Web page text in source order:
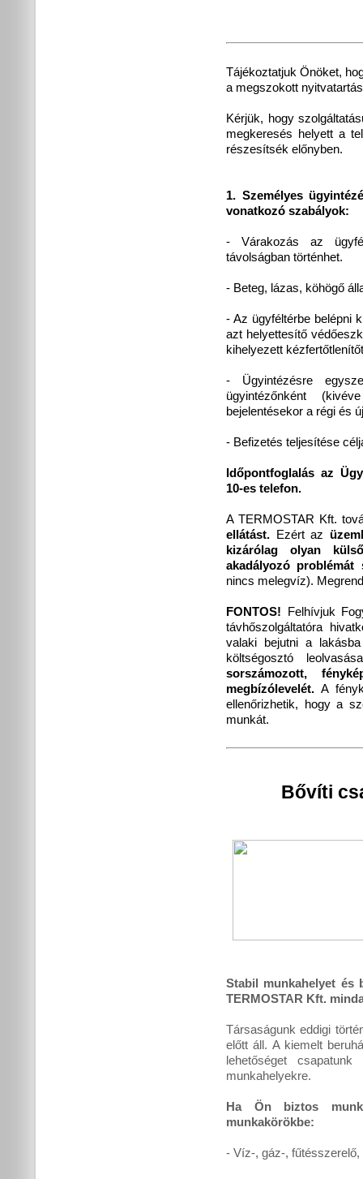
Tájékoztatjuk Önöket,
a megszokott
Kérjük, hogy
megkeresés helyett a
részesítsék előnyben.
1. Személyes
vonatkozó szabályok:
- Várakozás az
távolságban történhet.
- Beteg, lázas, köhögő
- Az ügyféltérbe belépni
azt helyettesítő
kihelyezett
- Ügyintézésre
ügyintézőnként
bejelentésekor a régi és
- Befizetés teljesítése
Időpontfoglalás az
10-es telefon.
A TERMOSTAR Kft.
ellátást. Ezért az
kizárólag olyan
akadályozó problémát
nincs melegvíz).
FONTOS! Felhívjuk
távhőszolgáltatóra
valaki bejutni a
költségosztó
sorszámozott,
megbízólevelét. A
ellenőrizhetik, hogy a
munkát.
Bővíti
Stabil munkahelyet és
TERMOSTAR Kft.
Társaságunk eddigi
előtt áll. A kiemelt
lehetőséget
munkahelyekre.
Ha Ön biztos
munkakörökbe:
- Víz-, gáz-, fűtésszerelő,